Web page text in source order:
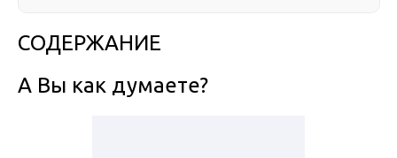
СОДЕРЖАНИЕ
А Вы как думаете?